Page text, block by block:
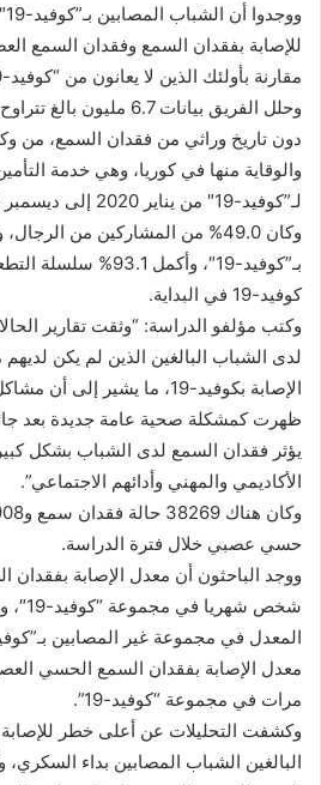
للإصابة بفقدان السمع وفقدان السمع
مقارنة بأولئك الذين لا يعانون من “كوفيد-19”.
دون تاريخ وراثي من فقدان السمع، من
والوقاية منها في كوريا، وهي خدمة
لـ”كوفيد-19″ من يناير 2020 إلى ديسمبر 2022.
بـ”كوفيد-19″، وأكمل
كوفيد-19 في البداية.
وكتب مؤلفو الدراسة: “وثقت تقارير
لدى الشباب البالغين الذين لم يكن
الإصابة بكوفيد-19، ما يشير
يؤثر فقدان السمع لدى الشباب بشكل
الأكاديمي والمهني وأدائهم الاجتماعي”.
حسي عصبي خلال فترة الدراسة.
شخص
معدل الإصابة بفقدان السمع الحسي
مرات في مجموعة “كوفيد-19”.
وكشفت التحليلات عن أعلى خطر
البالغين الشباب المصابين بداء